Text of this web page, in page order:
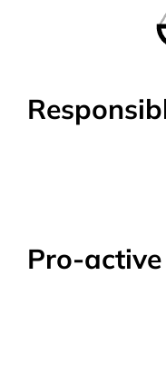
klant
Pro-active